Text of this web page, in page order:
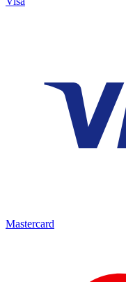
Mastercard